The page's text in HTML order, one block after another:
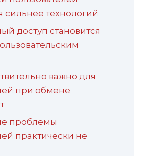
сильнее технологий
доступ становится
важно для
при обмене
проблемы
практически не